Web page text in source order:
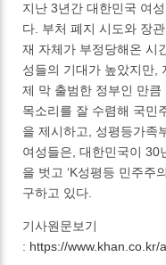
지난 3년간 대한민국 여
다. 부처 폐지 시도와 장
재 자체가 부정당해온 시
성들의 기대가 높았지만,
제 막 출범한 정부인 만
목소리를 잘 수렴해 국민
을 제시하고, 성평등가족
여성들은, 대한민국이 30
을 벗고 ‘K성평등 민주주
구하고 있다.
기사원문보기
: https://